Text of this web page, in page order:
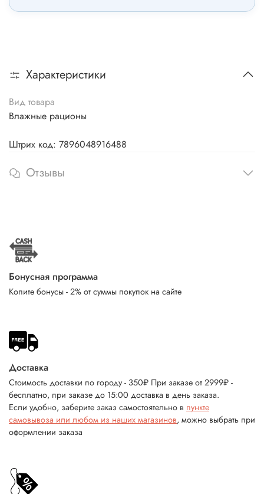
Характеристики
Вид товара
Влажные рационы
Штрих код: 7896048916488
Отзывы
Бонусная программа
Копите бонусы - 2% от суммы покупок на сайте
Доставка
Стоимость доставки по городу - 350₽ При заказе от 2999₽ -
бесплатно, при заказе до 15:00 доставка в день заказа.
Если удобно, заберите заказ самостоятельно в пункте
самовывоза или любом из наших магазинов, можно выбрать при
оформлении заказа